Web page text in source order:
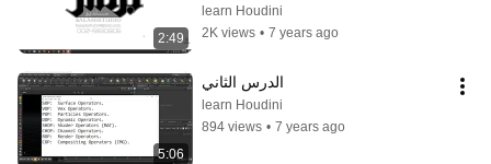
2:49
learn Houdini
2K views • 7 years ago
5:06
الدرس الثاني
learn Houdini
894 views • 7 years ago